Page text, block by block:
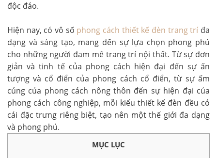
độc đáo.
Hiện nay, có vô số phong cách thiết kế đèn trang trí đa
dạng và sáng tạo, mang đến sự lựa chọn phong phú
cho những người đam mê trang trí nội thất. Từ sự đơn
giản và tinh tế của phong cách hiện đại đến sự ấn
tượng và cổ điển của phong cách cổ điển, từ sự ấm
cúng của phong cách nông thôn đến sự hiện đại của
phong cách công nghiệp, mỗi kiểu thiết kế đèn đều có
cái đặc trưng riêng biệt, tạo nên một thế giới đa dạng
và phong phú.
MỤC LỤC